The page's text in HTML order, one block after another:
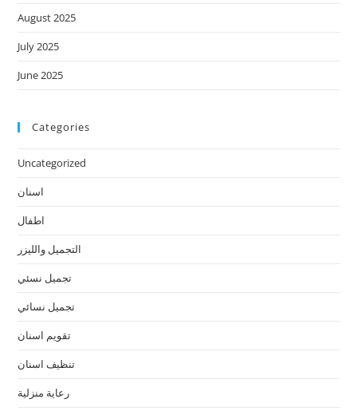
August 2025
July 2025
June 2025
Categories
Uncategorized
اسنان
اطفال
التجميل والليزر
تجميل نسئي
تجميل نسائي
تقويم اسنان
تنظيف اسنان
رعاية منزلية